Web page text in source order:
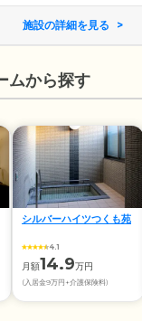
施設の詳細を見る
ムから探す
シルバーハイツつくも苑
4.1
月額14.9万円
(入居金9万円+介護保険料)